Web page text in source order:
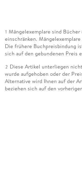
1 Mängelexemplare sind
einschränken.
Die frühere Buchpreisbindung
sich auf den gebundenen Preis
2 Diese Artikel unterliegen
wurde aufgehoben oder der
Alternative wird Ihnen auf der
beziehen sich auf den